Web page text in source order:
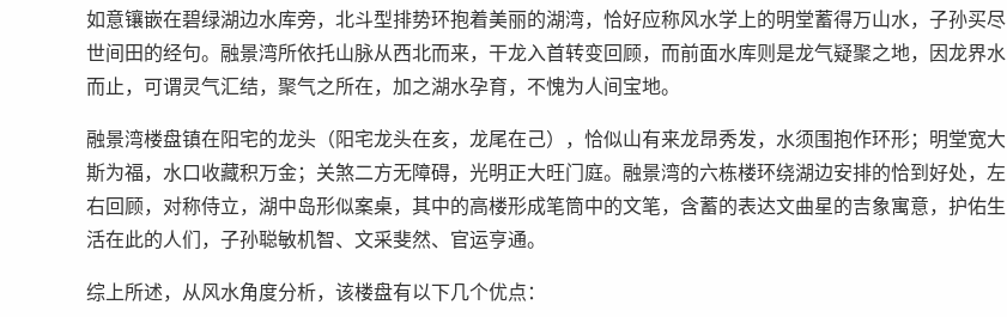
如意镶嵌在碧绿湖边水库旁，北斗型排势环抱着美丽的湖湾，恰好应称风水学上的明堂蓄得万山水，子孙买尽
世间田的经句。融景湾所依托山脉从西北而来，干龙入首转变回顾，而前面水库则是龙气疑聚之地，因龙界水
而止，可谓灵气汇结，聚气之所在，加之湖水孕育，不愧为人间宝地。
融景湾楼盘镇在阳宅的龙头（阳宅龙头在亥，龙尾在己），恰似山有来龙昂秀发，水须围抱作环形；明堂宽大
斯为福，水口收藏积万金；关煞二方无障碍，光明正大旺门庭。融景湾的六栋楼环绕湖边安排的恰到好处，左
右回顾，对称侍立，湖中岛形似案桌，其中的高楼形成笔筒中的文笔，含蓄的表达文曲星的吉象寓意，护佑生
活在此的人们，子孙聪敏机智、文采斐然、官运亨通。
综上所述，从风水角度分析，该楼盘有以下几个优点：